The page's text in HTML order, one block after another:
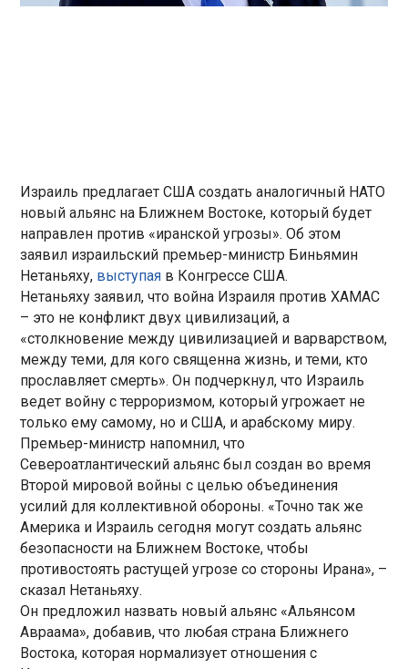
Израиль предлагает США создать аналогичный НАТО
новый альянс на Ближнем Востоке, который будет
направлен против «иранской угрозы». Об этом
заявил израильский премьер-министр Биньямин
Нетаньяху, выступая в Конгрессе США.
Нетаньяху заявил, что война Израиля против ХАМАС
– это не конфликт двух цивилизаций, а
«столкновение между цивилизацией и варварством,
между теми, для кого священна жизнь, и теми, кто
прославляет смерть». Он подчеркнул, что Израиль
ведет войну с терроризмом, который угрожает не
только ему самому, но и США, и арабскому миру.
Премьер-министр напомнил, что
Североатлантический альянс был создан во время
Второй мировой войны с целью объединения
усилий для коллективной обороны. «Точно так же
Америка и Израиль сегодня могут создать альянс
безопасности на Ближнем Востоке, чтобы
противостоять растущей угрозе со стороны Ирана», –
сказал Нетаньяху.
Он предложил назвать новый альянс «Альянсом
Авраама», добавив, что любая страна Ближнего
Востока, которая нормализует отношения с